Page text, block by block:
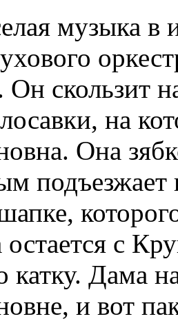
музыка в
скользит
на
Она
подъезжает
с
катку. Дама
и вот